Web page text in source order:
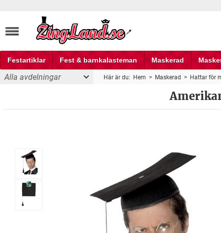
Festartiklar Fest & barnkalasteman Maskerad
Fest och partyprylar
Alla avdelningar Här är du: Hem > Maskerad > Hattar för